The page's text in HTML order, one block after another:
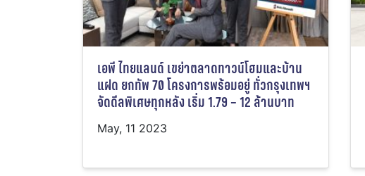
เอพี ไทยแลนด์ เขย่าตลาดทาวน์โฮมและบ้าน
แฝด ยกทัพ 70 โครงการพร้อมอยู่ ทั่วกรุงเทพฯ
จัดดีลพิเศษทุกหลัง เริ่ม 1.79 – 12 ล้านบาท
May, 11 2023